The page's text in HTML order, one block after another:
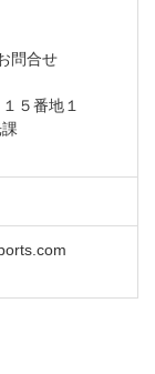
問合せ
５番地１